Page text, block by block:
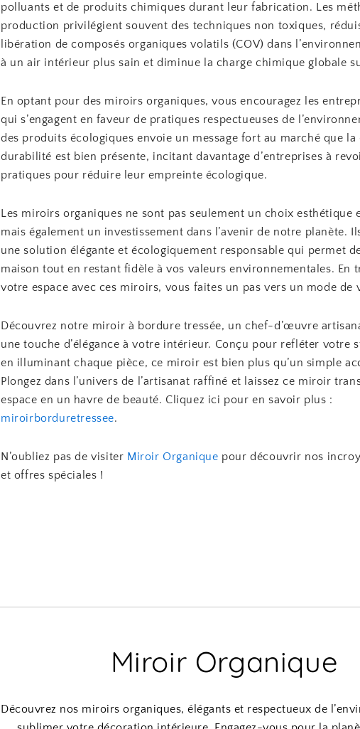
polluants et de produits chimiques durant leur fabrication. Les
production privilégient souvent des techniques non toxiques,
libération de composés organiques volatils (COV) dans
à un air intérieur plus sain et diminue la charge chimique globale
En optant pour des miroirs organiques, vous encouragez les
qui s’engagent en faveur de pratiques respectueuses de
des produits écologiques envoie un message fort au marché que la
durabilité est bien présente, incitant davantage d’entreprises à
pratiques pour réduire leur empreinte écologique.
Les miroirs organiques ne sont pas seulement un choix esthétique
mais également un investissement dans l’avenir de notre planète.
une solution élégante et écologiquement responsable qui permet
maison tout en restant fidèle à vos valeurs environnementales. En
votre espace avec ces miroirs, vous faites un pas vers un mode de
Découvrez notre miroir à bordure tressée, un chef-d’œuvre
une touche d’élégance à votre intérieur. Conçu pour refléter votre
en illuminant chaque pièce, ce miroir est bien plus qu’un simple
Plongez dans l’univers de l’artisanat raffiné et laissez ce miroir
espace en un havre de beauté. Cliquez ici pour en savoir plus :
miroirborduretressee.
N’oubliez pas de visiter Miroir Organique pour découvrir nos
et offres spéciales !
Miroir Organique
Découvrez nos miroirs organiques, élégants et respectueux de